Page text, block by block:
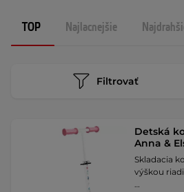
TOP Najlacnejšie
Filtrovať
Detská
Anna &
Skladacia
výškou
…